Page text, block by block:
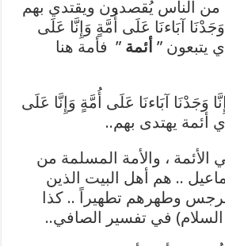
من الناس يُقصدون ويقتدي بهم
آبَاءنَا عَلَى أُمَّةٍ وَإِنَّا عَلَى
يتبعون ” أئمة ” فأمة هنا
وَجَدْنَا آبَاءنَا عَلَى أُمَّةٍ وَإِنَّا عَلَى
أئمة يهتدى بهم..
الأئمة ، والأمة المسلمة من
.. هم أهل البيت الذين
وطهرهم تطهيراً .. كذا
في تفسير الصافي..